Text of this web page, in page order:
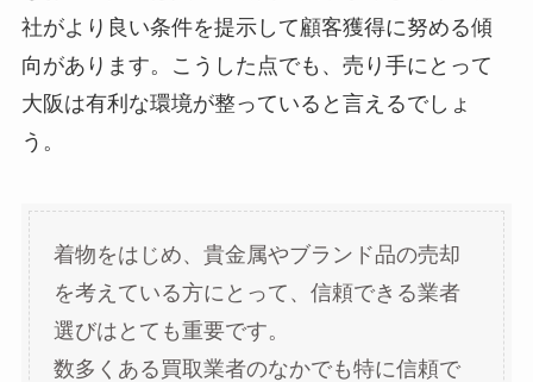
社がより良い条件を提示して顧客獲得に努める傾
向があります。こうした点でも、売り手にとって
大阪は有利な環境が整っていると言えるでしょ
う。
着物をはじめ、貴金属やブランド品の売却
を考えている方にとって、信頼できる業者
選びはとても重要です。
数多くある買取業者のなかでも特に信頼で